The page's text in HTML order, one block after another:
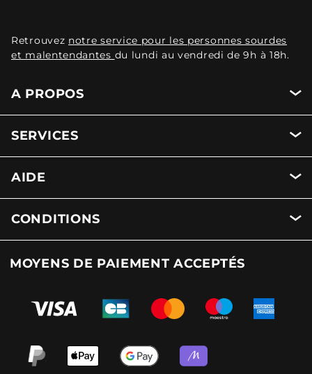
Retrouvez notre service pour les personnes sourdes
et malentendantes du lundi au vendredi de 9h à 18h.
A PROPOS
SERVICES
AIDE
CONDITIONS
MOYENS DE PAIEMENT ACCEPTÉS